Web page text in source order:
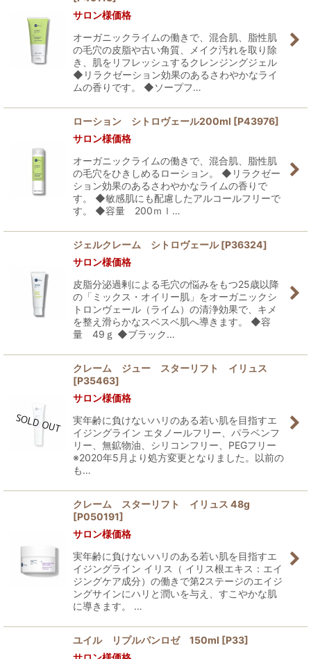
サロン様価格
オーガニックライムの働きで、混合肌、脂性肌
の毛穴の皮脂や古い角質、メイク汚れを取り除
き、肌をリフレッシュするクレンジングジェル
◆リラクゼーション効果のあるさわやかなライ
ムの香りです。 ◆ソープフ…
ローション シトロヴェール200ml [P43976]
サロン様価格
オーガニックライムの働きで、混合肌、脂性肌
の毛穴をひきしめるローション。 ◆リラクゼー
ション効果のあるさわやかなライムの香りで
す。 ◆敏感肌にも配慮したアルコールフリーで
す。 ◆容量 200ｍｌ…
ジェルクレーム シトロヴェール [P36324]
サロン様価格
皮脂分泌過剰による毛穴の悩みをもつ25歳以降
の「ミックス・オイリー肌」をオーガニックシ
トロンヴェール（ライム）の清浄効果で、キメ
を整え滑らかなスベスベ肌へ導きます。 ◆容
量 49ｇ ◆ブラック…
クレーム ジュー スターリフト イリュス
[P35463]
サロン様価格
実年齢に負けないハリのある若い肌を目指すエ
イジングライン エタノールフリー、パラベンフ
リー、無鉱物油、シリコンフリー、PEGフリー
※2020年5月より処方変更となりました。以前の
も…
クレーム スターリフト イリュス 48g
[P050191]
サロン様価格
実年齢に負けないハリのある若い肌を目指すエ
イジングライン イリス（ イリス根エキス：エイ
ジングケア成分）の働きで第2ステージのエイジ
ングサインにハリと潤いを与え、すこやかな肌
に導きます。 …
ユイル リプルパンロゼ 150ml [P33]